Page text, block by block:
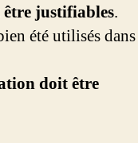
justifiables.
été utilisés dans
doit être